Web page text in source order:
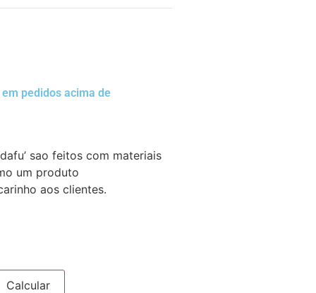
pedidos acima de
sao feitos com materiais
um produto
aos clientes.
Calcular